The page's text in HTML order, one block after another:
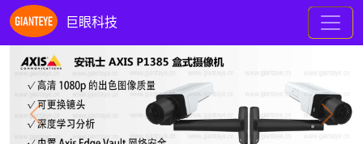
巨眼科技
Previous Next